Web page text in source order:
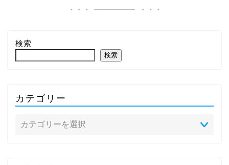
検索
検索
カテゴリー